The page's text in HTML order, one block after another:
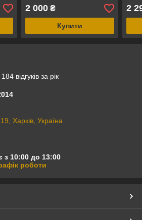
2 000₴
Купити
2
відгуків за рік
Харків, Україна
з 10:00 до 13:00
роботи